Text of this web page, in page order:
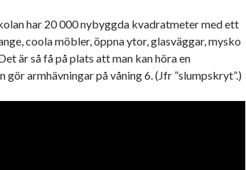
har 20 000 nybyggda kvadratmeter med ett
coola möbler, öppna ytor, glasväggar, mysko
är så få på plats att man kan höra en
gör armhävningar på våning 6. (Jfr ”slumpskryt”.)